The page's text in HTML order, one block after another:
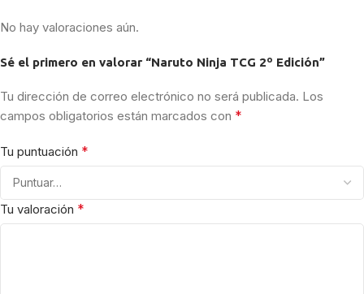
No hay valoraciones aún.
Sé el primero en valorar “Naruto Ninja TCG 2º Edición”
Tu dirección de correo electrónico no será publicada. Los
campos obligatorios están marcados con *
Tu puntuación *
Tu valoración *